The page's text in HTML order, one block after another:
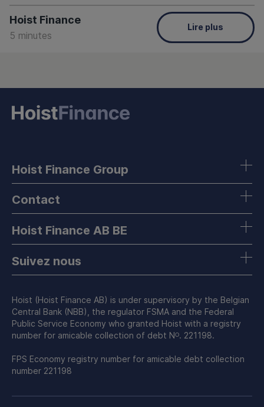
Hoist Finance
5 minutes
Lire plus
Hoist Finance Group
Contact
Hoist Finance AB BE
Suivez nous
Hoist (Hoist Finance AB) is under supervisory by the Belgian
Central Bank (NBB), the regulator FSMA and the Federal
Public Service Economy who granted Hoist with a registry
number for amicable collection of debt Nᴼ. 221198.
FPS Economy registry number for amicable debt collection
number 221198